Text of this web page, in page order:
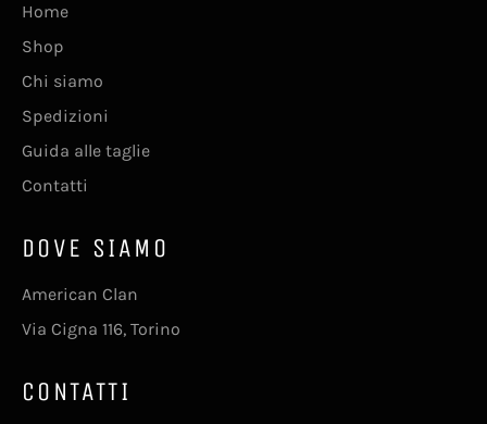
Home
Shop
Chi siamo
Spedizioni
Guida alle taglie
Contatti
DOVE SIAMO
American Clan
Via Cigna 116, Torino
CONTATTI